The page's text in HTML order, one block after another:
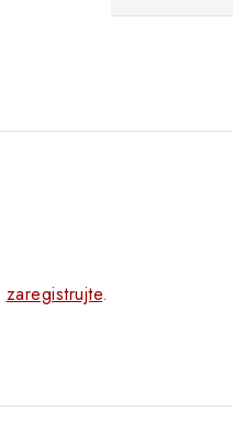
zaregistrujte.